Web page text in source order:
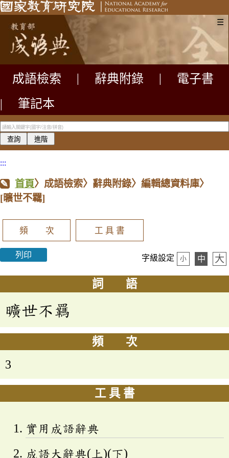
☰
成語檢索 辭典附錄
電子書
|
筆記本
:::
首頁〉成語檢索〉辭典附錄〉編輯總資料庫〉
[曠世不羈]
頻 次 工 具 書
列印 字級設定 小 中 大
詞 語
曠世不羈
頻 次
3
工 具 書
實用成語辭典
成語大辭典(上)(下)